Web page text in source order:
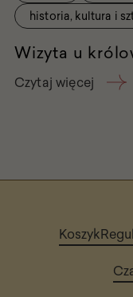
Wizyta u
historia, kultura i
Czytaj więcej
Koszyk